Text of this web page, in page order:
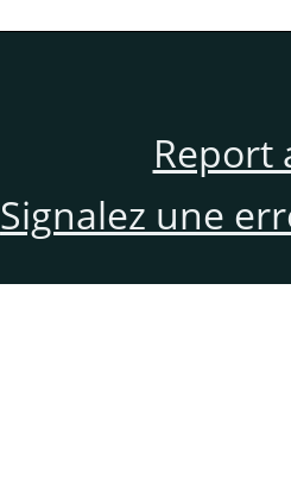
Report
Signalez une